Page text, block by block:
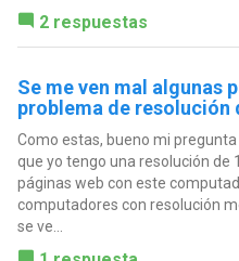
2 respuestas
Se me ven mal algunas
problema de resolución
Como estas, bueno mi
que yo tengo una resolución de
páginas web con este
computadores con resolución
se ve...